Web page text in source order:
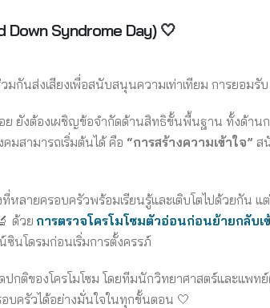
Down Syndrome Day) 🤍
กันส่งเสียงเพื่อสนับสนุนความเท่าเทียม การยอม
ยังต้องเผชิญข้อจำกัดด้านสิทธิขั้นพื้นฐาน ทั้งด้าน
มสามารถเริ่มต้นได้ คือ “การสร้างความเข้าใจ” ส
ลายครอบครัวพร้อมเรียนรู้และเติบโตไปด้วยกัน
ด้วย การตรวจโครโมโซมตัวอ่อนก่อนย้ายกลับเ
นโดรมก่อนเริ่มการตั้งครรภ์
ปกติของโครโมโซม โดยทีมนักวิทยาศาสตร์และแ
บครัวได้อย่างมั่นใจในทุกขั้นตอน 🤍